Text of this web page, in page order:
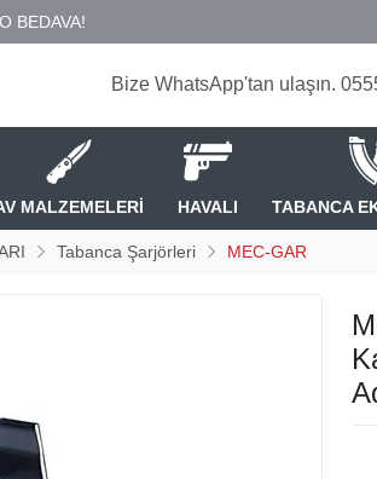
Bize WhatsApp'tan ulaşın.
MALZEMELERİ HAVALI TABANCA
Tabanca Şarjörleri MEC-GAR